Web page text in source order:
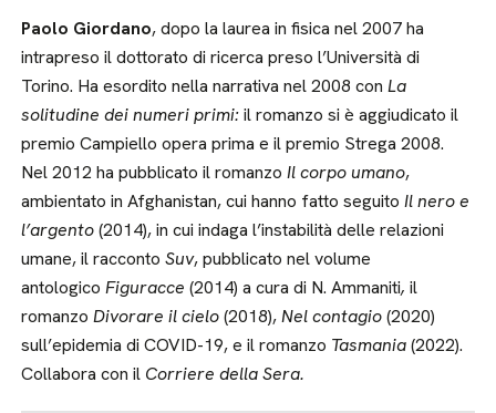
Paolo Giordano, dopo la laurea in fisica nel 2007 ha
intrapreso il dottorato di ricerca preso l’Università di
Torino. Ha esordito nella narrativa nel 2008 conLa
solitudine dei numeri primi:il romanzo si è aggiudicato il
premio Campiello opera prima e il premio Strega 2008.
Nel 2012 ha pubblicato il romanzoIl corpo umano,
ambientato in Afghanistan, cui hanno fatto seguito Il nero e
l’argento(2014), in cui indaga l’instabilità delle relazioni
umane, il raccontoSuv, pubblicato nel volume
antologicoFiguracce(2014) a cura di N. Ammaniti, il
romanzoDivorare il cielo(2018),Nel contagio(2020)
sull’epidemia di COVID-19, e il romanzo Tasmania(2022).
Collabora con il Corriere della Sera.